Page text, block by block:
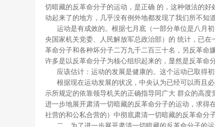
切暗藏的反革命分子的运动，是正确 的，这种做法的
动起来了的地方，几乎没有例外地都发现了我们所不知
运动是有成效的。根据七月底（一部分单位是八月初
央国家机关党委、人民解放军总政治部）的 统计，已
革命分子和各种坏分子二万九千二百三十名，另反革命
许多是以反革命分子为核心组织起来的，显然是反革命
应该估计：运动的发展是健康的。这个运动已取得初
根据现在运动发展的状况，中央认为已经可以而且
示所规定的依靠领导机关的正确指导同广大 群众的高
进一步地展开肃清一切暗藏的反革命分子的运动，求得
社营的和公私合营的）中彻底肃清一切暗藏的反革命分